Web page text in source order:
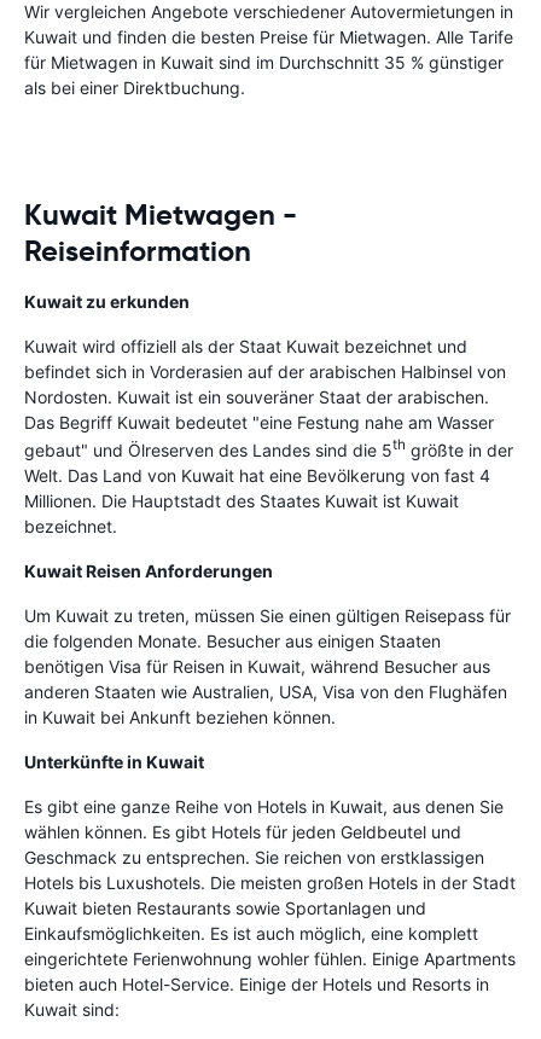
Wir vergleichen Angebote verschiedener Autovermietungen in
Kuwait und finden die besten Preise für Mietwagen. Alle Tarife
für Mietwagen in Kuwait sind im Durchschnitt 35 % günstiger
als bei einer Direktbuchung.
Kuwait Mietwagen -
Reiseinformation
Kuwait zu erkunden
Kuwait wird offiziell als der Staat Kuwait bezeichnet und
befindet sich in Vorderasien auf der arabischen Halbinsel von
Nordosten. Kuwait ist ein souveräner Staat der arabischen.
Das Begriff Kuwait bedeutet "eine Festung nahe am Wasser
gebaut" und Ölreserven des Landes sind die 5th größte in der
Welt. Das Land von Kuwait hat eine Bevölkerung von fast 4
Millionen. Die Hauptstadt des Staates Kuwait ist Kuwait
bezeichnet.
Kuwait Reisen Anforderungen
Um Kuwait zu treten, müssen Sie einen gültigen Reisepass für
die folgenden Monate. Besucher aus einigen Staaten
benötigen Visa für Reisen in Kuwait, während Besucher aus
anderen Staaten wie Australien, USA, Visa von den Flughäfen
in Kuwait bei Ankunft beziehen können.
Unterkünfte in Kuwait
Es gibt eine ganze Reihe von Hotels in Kuwait, aus denen Sie
wählen können. Es gibt Hotels für jeden Geldbeutel und
Geschmack zu entsprechen. Sie reichen von erstklassigen
Hotels bis Luxushotels. Die meisten großen Hotels in der Stadt
Kuwait bieten Restaurants sowie Sportanlagen und
Einkaufsmöglichkeiten. Es ist auch möglich, eine komplett
eingerichtete Ferienwohnung wohler fühlen. Einige Apartments
bieten auch Hotel-Service. Einige der Hotels und Resorts in
Kuwait sind: